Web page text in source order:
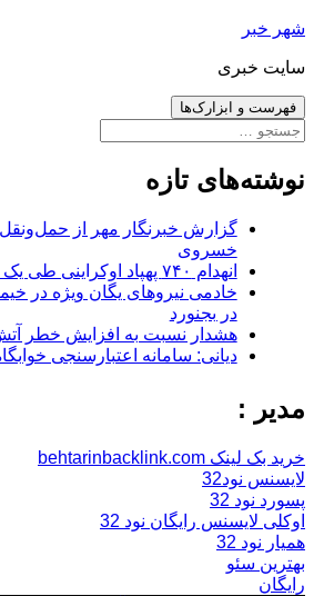
رفتن
نوشته‌ها
شهر خبر
سایت خبری
فهرست و ابزارک‌ها
جستجو
نوشته‌های تازه
گزارش خبرنگار مهر از حمل‌ونقل
خسروی
انهدام ۷۴۰ پهپاد اوکراینی طی یک روز
خادمی نیروهای یگان ویژه در
در بجنورد
هشدار نسبت به افزایش خطر
دیانی: سامانه اعتبارسنجی
مدیر :
خرید بک لینک behtarinbacklink.com
لایسنس نود32
پسورد نود 32
اوکلی لایسنس رایگان نود 32
همیار نود 32
بهترین سئو
رایگان